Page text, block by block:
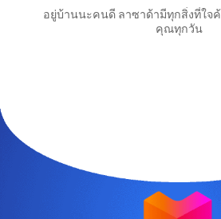
อยู่บ้านนะคนดี ลาซาด้ามีทุกสิ่งที่ใจ
คุณทุกวัน